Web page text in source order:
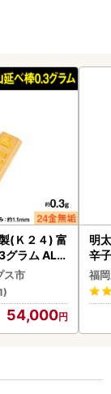
(Ｋ２４) 富
グラム ALP
ス市
54,000
明
辛
福